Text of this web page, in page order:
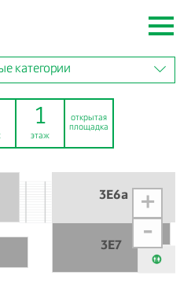
категории
1
этаж
открытая
площадка
+
-
3Е7
3Е6а